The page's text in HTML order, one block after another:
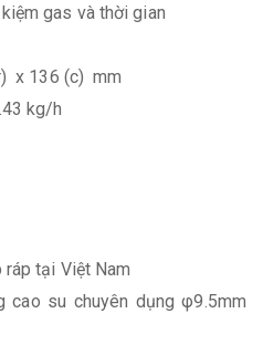
gas và thời gian
x 136 (c) mm
kg/h
tại Việt Nam
cao su chuyên dụng φ9.5mm